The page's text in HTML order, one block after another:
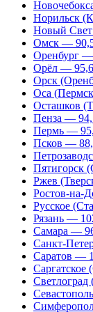
Норильск
Новый
Омск —
Оренбург
Орёл —
Орск
Оса
Осташков
Пенза —
Пермь —
Псков —
Пятигорск
Ржев
Ростов-на-
Русское
Рязань —
Самара —
Санкт-
Саратов —